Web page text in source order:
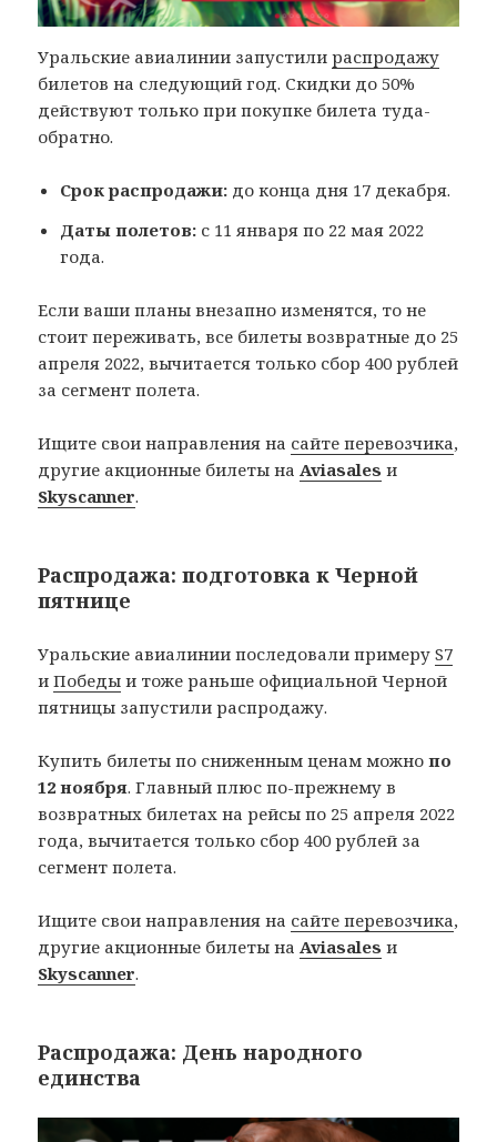
Уральские авиалинии запустилираспродажу
билетов на следующий год. Скидки до 50%
действуют только при покупке билета туда-
обратно.
Срок распродажи: до конца дня 17 декабря.
Даты полетов: с 11 января по 22 мая 2022
года.
Если ваши планы внезапно изменятся, то не
стоит переживать, все билеты возвратные до 25
апреля 2022, вычитается только сбор 400 рублей
за сегмент полета.
Ищите свои направления на сайте перевозчика,
другие акционные билеты на Aviasales и
Skyscanner.
Распродажа: подготовка к Черной
пятнице
Уральские авиалинии последовали примеруS7
иПобеды и тоже раньше официальной Черной
пятницы запустили распродажу.
Купить билеты по сниженным ценам можнопо
12 ноября. Главный плюс по-прежнему в
возвратных билетах на рейсы по 25 апреля 2022
года, вычитается только сбор 400 рублей за
сегмент полета.
Ищите свои направления на сайте перевозчика,
другие акционные билеты на Aviasales и
Skyscanner.
Распродажа: День народного
единства